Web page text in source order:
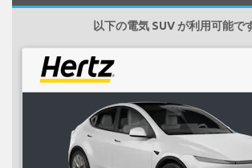
以下の電気 SUV が利用可能です